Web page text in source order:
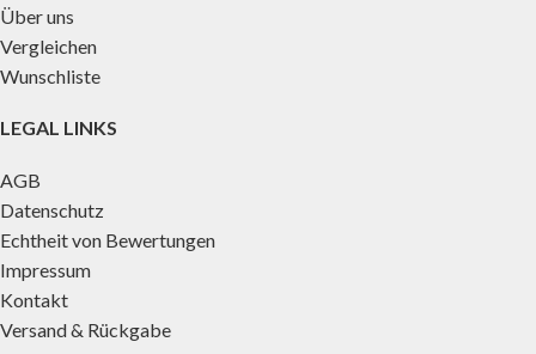
Über uns
Vergleichen
Wunschliste
LEGAL LINKS
AGB
Datenschutz
Echtheit von Bewertungen
Impressum
Kontakt
Versand & Rückgabe